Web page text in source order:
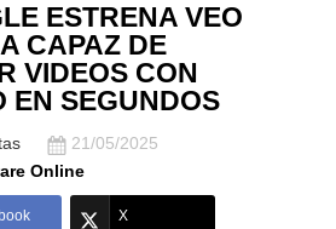
ESTRENA VEO
CAPAZ DE
VIDEOS CON
EN SEGUNDOS
21/05/2025
Online
X